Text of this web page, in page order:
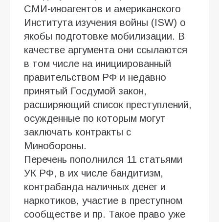
СМИ-иноагентов и американского
Института изучения войны (ISW) о
якобы подготовке мобилизации. В
качестве аргумента они ссылаются
в том числе на инициированный
правительством РФ и недавно
принятый Госдумой закон,
расширяющий список преступлений,
осужденные по которым могут
заключать контракты с
Минобороны.
Перечень пополнился 11 статьями
УК РФ, в их числе бандитизм,
контрабанда наличных денег и
наркотиков, участие в преступном
сообществе и пр. Такое право уже